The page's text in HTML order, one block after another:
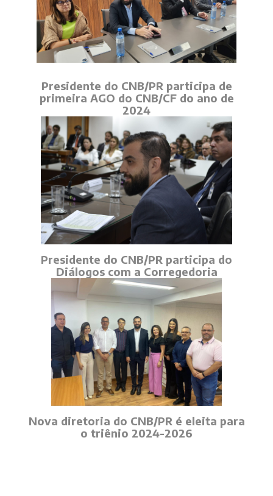
Presidente do CNB/PR participa de
primeira AGO do CNB/CF do ano de
2024
Presidente do CNB/PR participa do
Diálogos com a Corregedoria
Nova diretoria do CNB/PR é eleita para
o triênio 2024-2026